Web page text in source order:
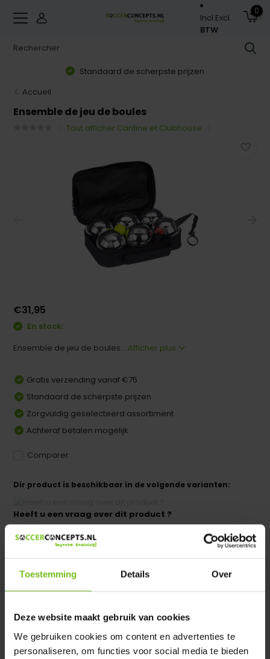
Toestemming Details Over
Deze website maakt gebruik van cookies
We gebruiken cookies om content en advertenties te
personaliseren, om functies voor social media te bieden
Incl.Excl.
BTW
0
Standaard de scherpste prijzen
Accueil
Ensemble de jeu de boules
Tout afficher Cantine et Clubhouse
€31,95
En stock:
Ensemble de jeu de boules... Afficher plus
Gratis verzending vanaf €75
Standaard de scherpste prijzen
Zorgvuldig geselecteerd assortiment
Achteraf betalen mogelijk
Comparer
Dir product is beschikbaar in de volgende varianten:
Heeft u een vraag over dit product ?
We helpen u graag met meer informatie
Verstuur email
Description du produit